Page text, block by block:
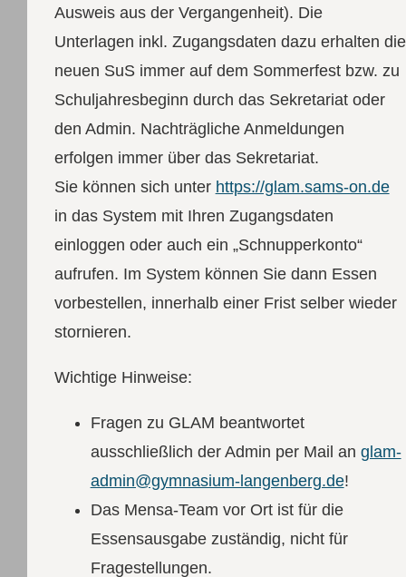
Ausweis aus der Vergangenheit). Die
Unterlagen inkl. Zugangsdaten dazu erhalten die
neuen SuS immer auf dem Sommerfest bzw. zu
Schuljahresbeginn durch das Sekretariat oder
den Admin. Nachträgliche Anmeldungen
erfolgen immer über das Sekretariat.
Sie können sich unter https://glam.sams-on.de
in das System mit Ihren Zugangsdaten
einloggen oder auch ein „Schnupperkonto“
aufrufen. Im System können Sie dann Essen
vorbestellen, innerhalb einer Frist selber wieder
stornieren.
Wichtige Hinweise:
Fragen zu GLAM beantwortet
ausschließlich der Admin per Mail an glam-
admin@gymnasium-langenberg.de!
Das Mensa-Team vor Ort ist für die
Essensausgabe zuständig, nicht für
Fragestellungen.